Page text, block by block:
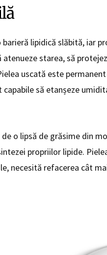
lipidică slăbită, iar
starea, să
uscată este
capabile să etanșeze
o lipsă de grăsime din
propriilor lipide.
necesită refacerea cât